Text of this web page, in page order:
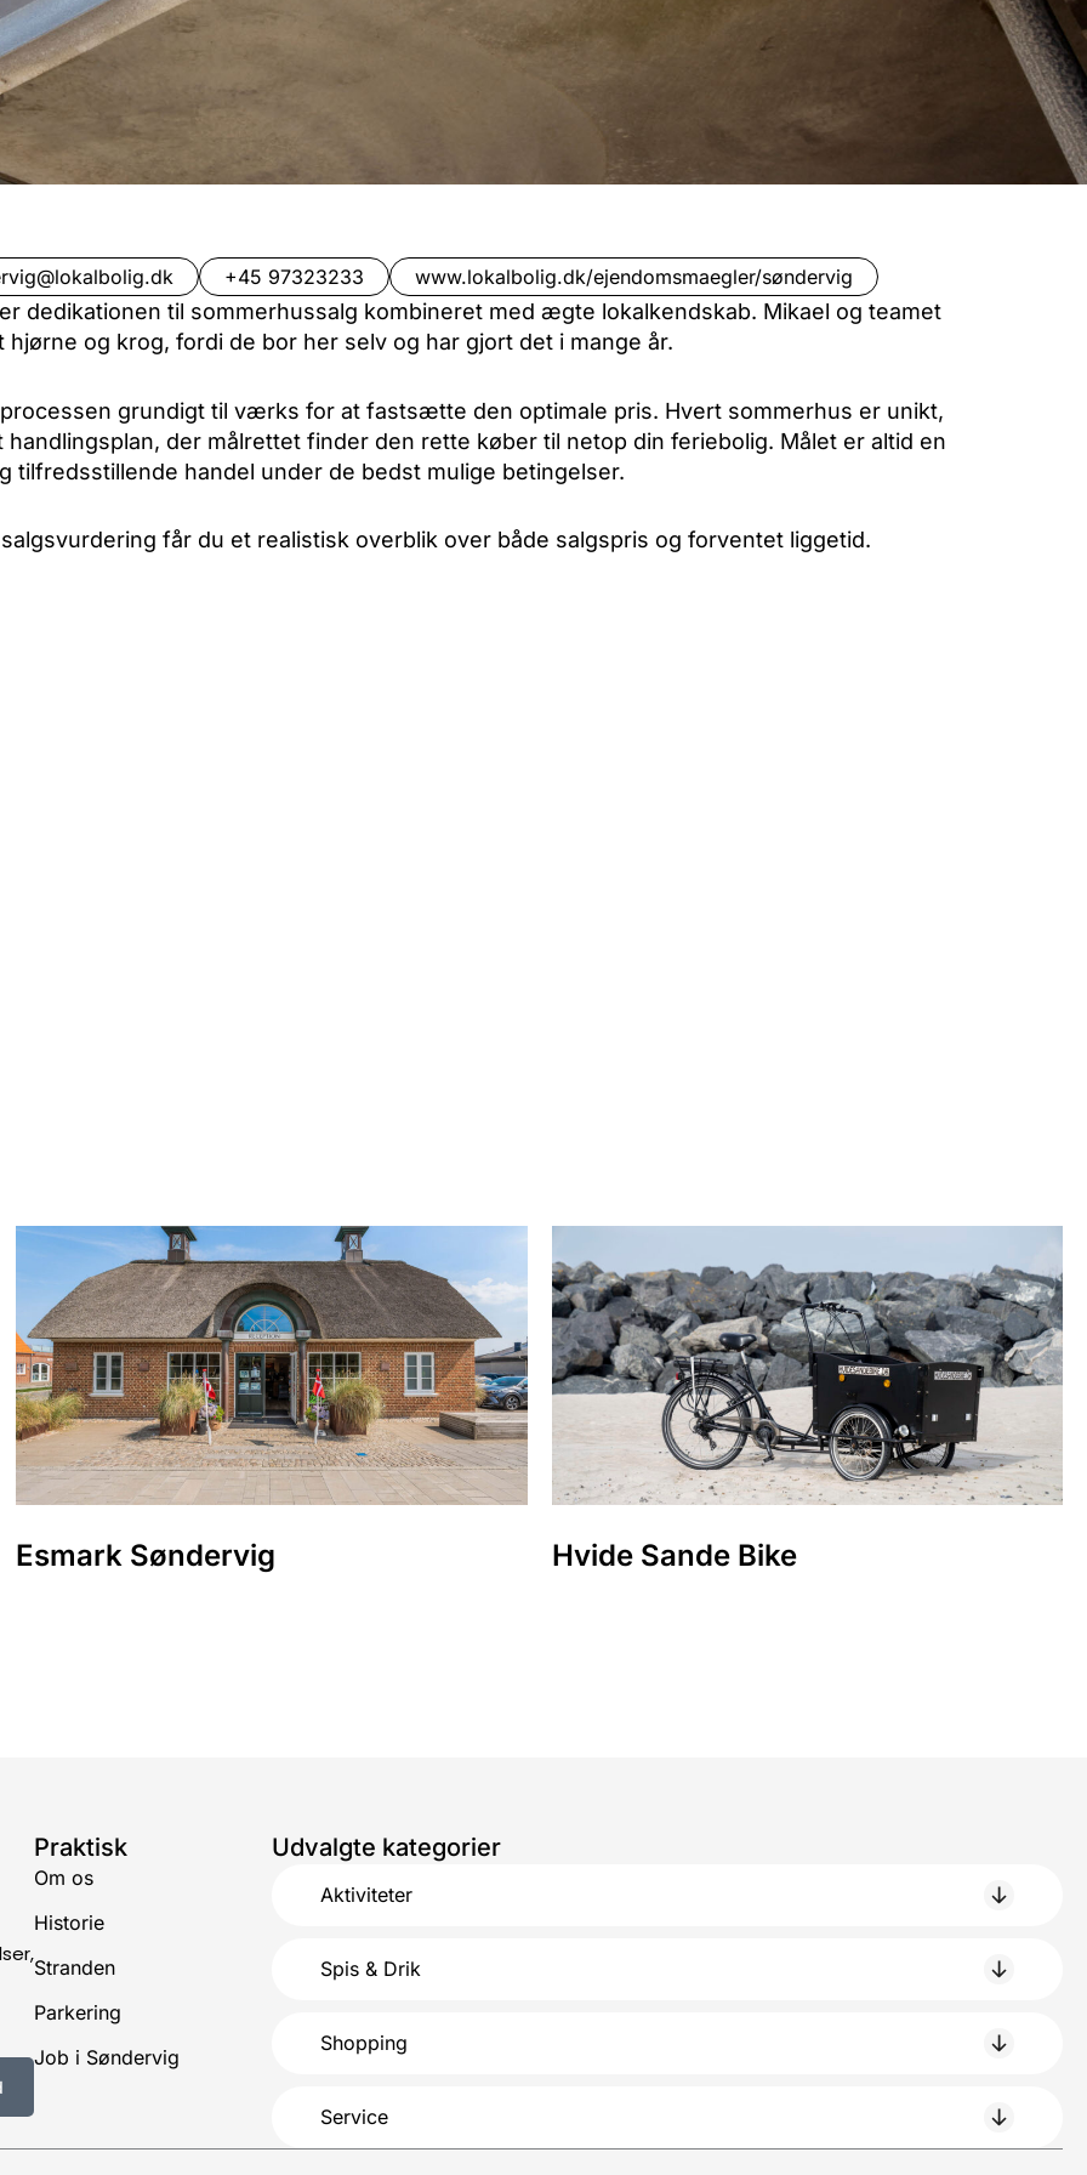
+45 97323233 www.lokalbolig.dk/ejendomsmaegler/søndervig
dedikationen til sommerhussalg kombineret med ægte lokalkendskab. Mikael og teamet
hjørne og krog, fordi de bor her selv og har gjort det i mange år.
grundigt til værks for at fastsætte den optimale pris. Hvert sommerhus er unikt,
der målrettet finder den rette køber til netop din feriebolig. Målet er altid en
tilfredsstillende handel under de bedst mulige betingelser.
får du et realistisk overblik over både salgspris og forventet liggetid.
Esmark Søndervig Hvide Sande Bike
Praktisk
Om os
Historie
Stranden
Parkering
Job i Søndervig
Udvalgte kategorier
Aktiviteter
Spis & Drik
Shopping
Service